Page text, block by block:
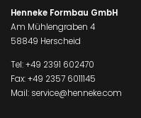
Henneke Formbau GmbH
Am Mühlengraben 4
58849 Herscheid
Tel:+49 2391 602470
Fax: +49 2357 6011145
Mail: service@henneke.com